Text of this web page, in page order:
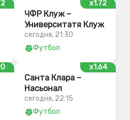
x1.72
ЧФР Клуж –
Университатя Клуж
сегодня, 21:30
Футбол
x1.64
Санта Клара –
Насьонал
сегодня, 22:15
Футбол